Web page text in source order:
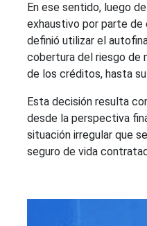
En ese sentido, luego
exhaustivo por parte de
definió utilizar el
cobertura del riesgo de
de los créditos, hasta
Esta decisión resulta
desde la perspectiva
situación irregular que
seguro de vida